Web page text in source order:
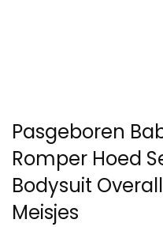
Pasgeboren
Romper Hoed
Bodysuit
Meisjes